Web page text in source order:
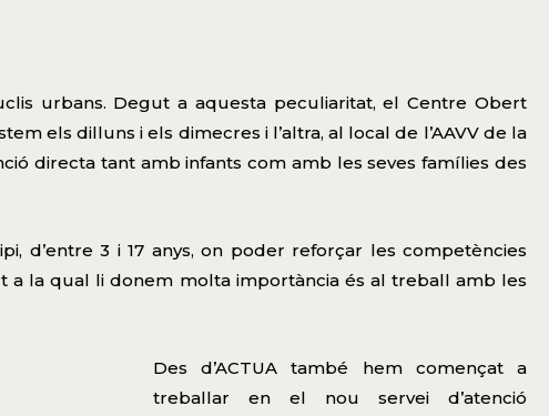
urbans. Degut a aquesta peculiaritat, el Centre Obert
els dilluns i els dimecres i l’altra, al local de l’AAVV de la
directa tant amb infants com amb les seves famílies des
d’entre 3 i 17 anys, on poder reforçar les competències
a la qual li donem molta importància és al treball amb les
Des d’ACTUA també hem començat a
treballar en el nou servei d’atenció